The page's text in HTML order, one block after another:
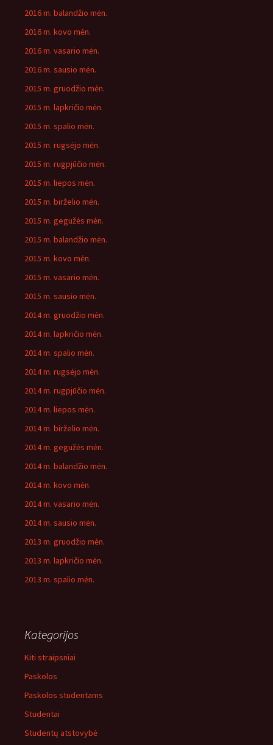
2016 m. balandžio mėn.
2016 m. kovo mėn.
2016 m. vasario mėn.
2016 m. sausio mėn.
2015 m. gruodžio mėn.
2015 m. lapkričio mėn.
2015 m. spalio mėn.
2015 m. rugsėjo mėn.
2015 m. rugpjūčio mėn.
2015 m. liepos mėn.
2015 m. birželio mėn.
2015 m. gegužės mėn.
2015 m. balandžio mėn.
2015 m. kovo mėn.
2015 m. vasario mėn.
2015 m. sausio mėn.
2014 m. gruodžio mėn.
2014 m. lapkričio mėn.
2014 m. spalio mėn.
2014 m. rugsėjo mėn.
2014 m. rugpjūčio mėn.
2014 m. liepos mėn.
2014 m. birželio mėn.
2014 m. gegužės mėn.
2014 m. balandžio mėn.
2014 m. kovo mėn.
2014 m. vasario mėn.
2014 m. sausio mėn.
2013 m. gruodžio mėn.
2013 m. lapkričio mėn.
2013 m. spalio mėn.
Kategorijos
Kiti straipsniai
Paskolos
Paskolos studentams
Studentai
Studentų atstovybė